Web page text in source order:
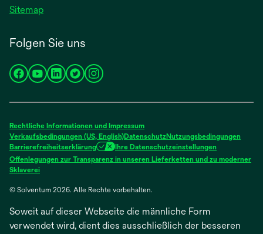
Sitemap
Folgen Sie uns
wird
neuen
Registerkarte
geöffnet
wird
neuen
Registerkarte
geöffnet
wird
neuen
Registerkarte
geöffnet
wird
neuen
Registerkarte
geöffnet
wird
neuen
Registerkarte
geöffnet
Rechtliche Informationen und Impressum
Verkaufsbedingungen (US, English)DatenschutzNutzungsbedingungen
Barrierefreiheitserklärung
Ihre Datenschutzeinstellungen
Offenlegungen zur Transparenz in unseren Lieferketten und zu moderner
Sklavereiwird
einer
Registerkarte
geöffnet
© Solventum 2026. Alle Rechte vorbehalten.
Soweit auf dieser Webseite die männliche Form
verwendet wird, dient dies ausschließlich der besseren